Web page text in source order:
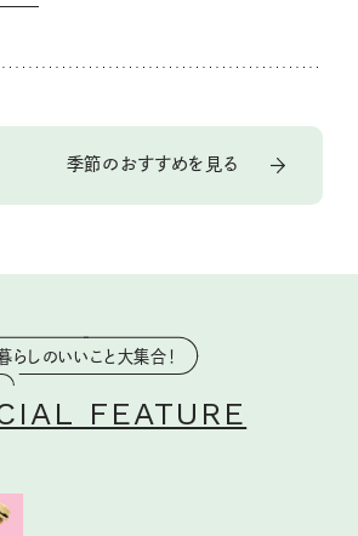
季節のおすすめを見る
らしのいいこと大集合！
FEATURE